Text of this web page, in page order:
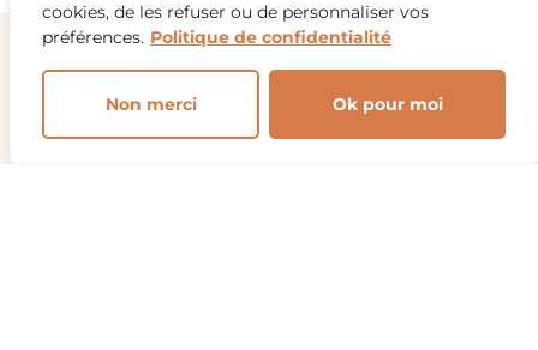
cookies, de les refuser ou de personnaliser vos
préférences. Politique de confidentialité
Non merci Ok pour moi